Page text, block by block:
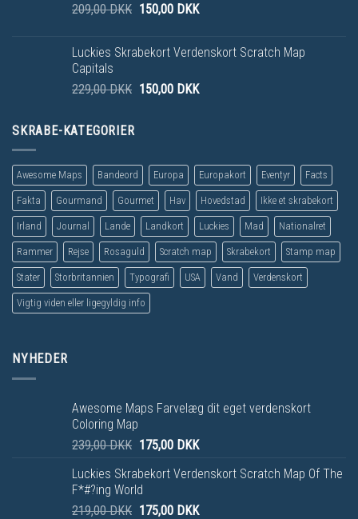
209,00DKK 150,00 DKK
Luckies Skrabekort Verdenskort Scratch Map
Capitals
229,00DKK 150,00 DKK
SKRABE-KATEGORIER
Awesome Maps Bandeord Europa Europakort Eventyr Facts
Fakta Gourmand Gourmet Hav Hovedstad Ikke et skrabekort
Irland Journal Lande Landkort Luckies Mad Nationalret
Rammer Rejse Rosaguld Scratch map Skrabekort Stamp map
Stater Storbritannien Typografi USA Vand Verdenskort
Vigtig viden eller ligegyldig info
NYHEDER
Awesome Maps Farvelæg dit eget verdenskort
Coloring Map
239,00DKK 175,00 DKK
Luckies Skrabekort Verdenskort Scratch Map Of The
F*#?ing World
219,00DKK 175,00 DKK